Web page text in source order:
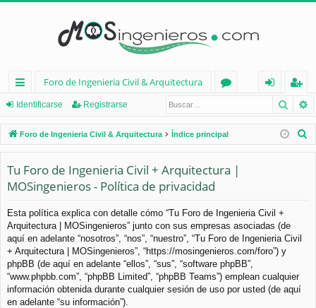
nl
ac
es
rá
pi
d
os
Foro de Ingenieria Civil & Arquitectura
os
nt
ifi
e
eg
ist
ra
Identificarse Registrarse
Foro de Ingenieria Civil & Arquitectura Índice principal
Tu Foro de Ingenieria Civil + Arquitectura |
MOSingenieros - Política de privacidad
Esta política explica con detalle cómo “Tu Foro de Ingenieria Civil +
Arquitectura | MOSingenieros” junto con sus empresas asociadas (de
aquí en adelante “nosotros”, “nos”, “nuestro”, “Tu Foro de Ingenieria Civil
+ Arquitectura | MOSingenieros”, “https://mosingenieros.com/foro”) y
phpBB (de aquí en adelante “ellos”, “sus”, “software phpBB”,
“www.phpbb.com”, “phpBB Limited”, “phpBB Teams”) emplean cualquier
información obtenida durante cualquier sesión de uso por usted (de aquí
en adelante “su información”).